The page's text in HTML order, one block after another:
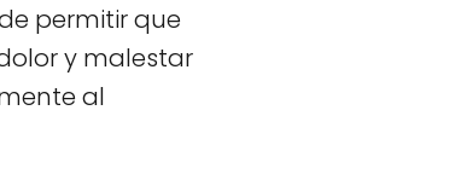
permitir que
y malestar
al